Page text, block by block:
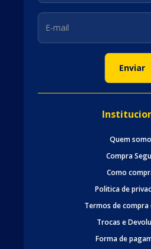
Quem
Compra
Como
Politica de
Termos de compra
Trocas e
Forma de